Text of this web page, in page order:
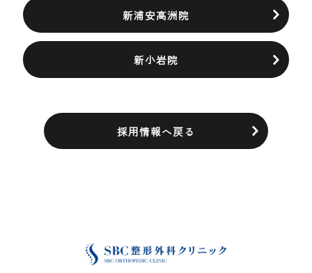
新浦安高洲院
新小岩院
採用情報へ戻る